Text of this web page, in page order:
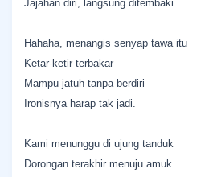
Jajahan diri, langsung ditembaki
Hahaha, menangis senyap tawa itu
Ketar-ketir terbakar
Mampu jatuh tanpa berdiri
Ironisnya harap tak jadi.
Kami menunggu di ujung tanduk
Dorongan terakhir menuju amuk